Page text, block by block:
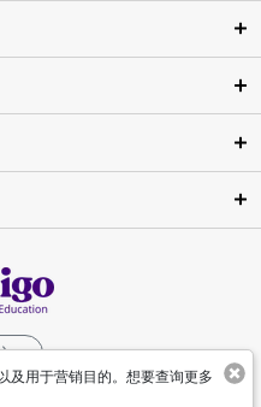
及用于营销目的。想要查询更多